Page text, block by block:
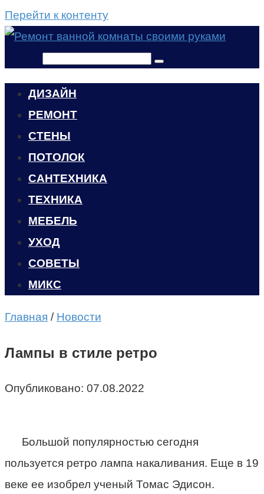
Перейти к контенту
ДИЗАЙН
РЕМОНТ
СТЕНЫ
ПОТОЛОК
САНТЕХНИКА
ТЕХНИКА
МЕБЕЛЬ
УХОД
CОВЕТЫ
МИКС
Главная / Новости
Лампы в стиле ретро
Опубликовано: 07.08.2022
Большой популярностью сегодня
пользуется ретро лампа накаливания. Еще в 19
веке ее изобрел ученый Томас Эдисон.